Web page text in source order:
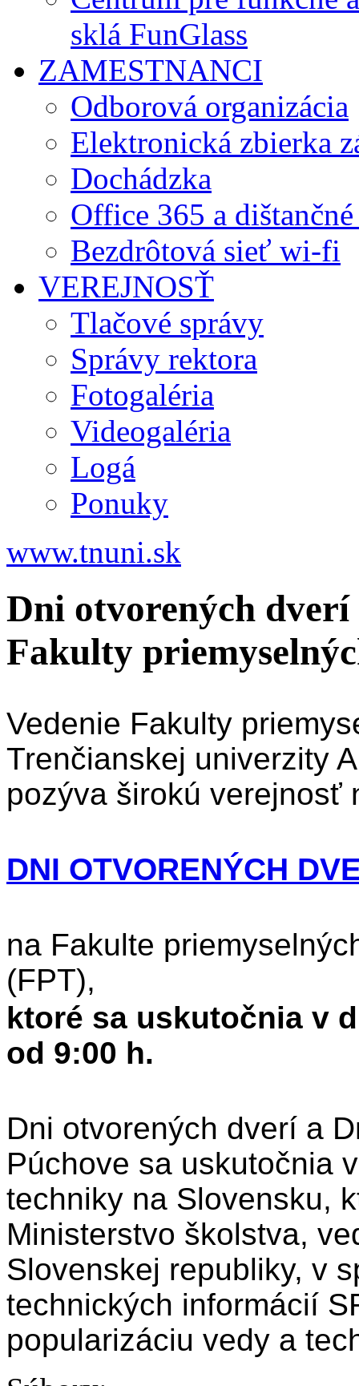
sklá FunGlass
ZAMESTNANCI
Odborová organizácia
Elektronická zbierka
Dochádzka
Office 365 a
Bezdrôtová sieť wi-fi
VEREJNOSŤ
Tlačové správy
Správy rektora
Fotogaléria
Videogaléria
Logá
Ponuky
www.tnuni.sk
Dni otvorených
Fakulty
Vedenie Fakulty
Trenčianskej univerzity
pozýva širokú verejnosť
DNI OTVORENÝCH
na Fakulte
(FPT),
ktoré sa uskutočnia v
od 9:00 h.
Dni otvorených dverí a
Púchove sa uskutočnia
techniky na Slovensku,
Ministerstvo školstva,
Slovenskej republiky, v
technických informácií
popularizáciu vedy a